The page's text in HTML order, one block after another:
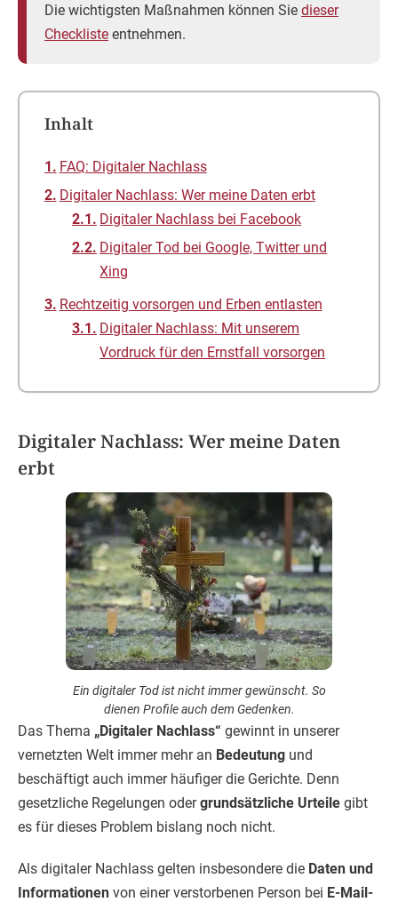
Die wichtigsten Maßnahmen können Sie dieser
Checkliste entnehmen.
Inhalt
FAQ: Digitaler Nachlass
Digitaler Nachlass: Wer meine Daten erbt
Digitaler Nachlass bei Facebook
Digitaler Tod bei Google, Twitter und
Xing
Rechtzeitig vorsorgen und Erben entlasten
Digitaler Nachlass: Mit unserem
Vordruck für den Ernstfall vorsorgen
Digitaler Nachlass: Wer meine Daten
erbt
Ein digitaler Tod ist nicht immer gewünscht. So
dienen Profile auch dem Gedenken.
Das Thema „Digitaler Nachlass“ gewinnt in unserer
vernetzten Welt immer mehr an Bedeutung und
beschäftigt auch immer häufiger die Gerichte. Denn
gesetzliche Regelungen odergrundsätzliche Urteile gibt
es für dieses Problem bislang noch nicht.
Als digitaler Nachlass gelten insbesondere die Daten und
Informationen von einer verstorbenen Person bei E-Mail-